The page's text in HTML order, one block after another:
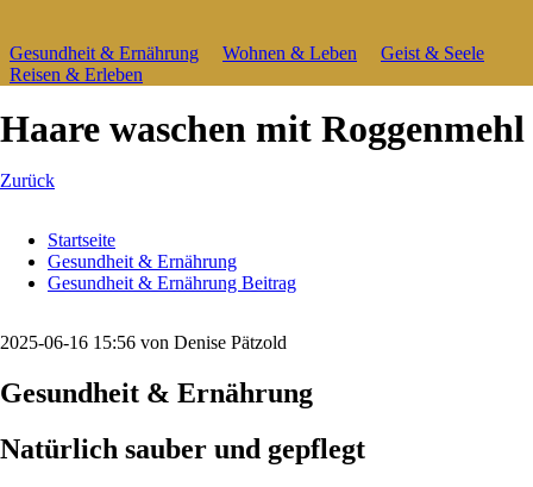
Navigation
überspringen
Gesundheit & Ernährung Wohnen & Leben
Geist & Seele
Reisen & Erleben
Haare waschen mit Roggenmehl
Zurück
Startseite
Gesundheit & Ernährung
Gesundheit & Ernährung Beitrag
2025-06-16 15:56 von Denise Pätzold
Gesundheit & Ernährung
Natürlich sauber und gepflegt